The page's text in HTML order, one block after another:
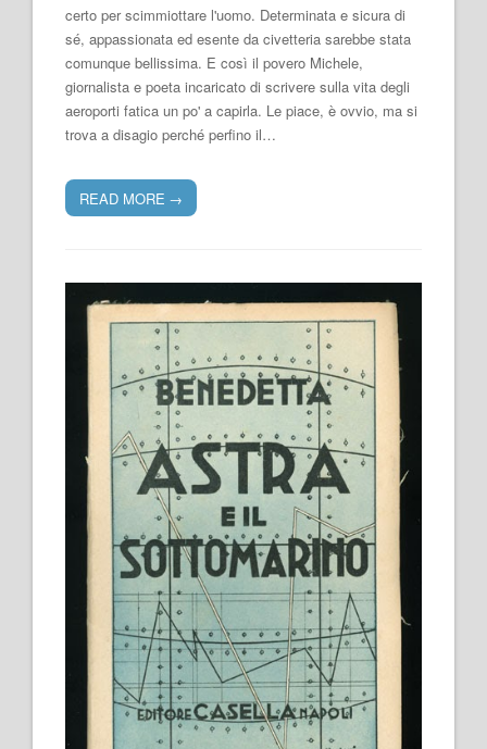
certo per scimmiottare l'uomo. Determinata e sicura di
sé, appassionata ed esente da civetteria sarebbe stata
comunque bellissima. E così il povero Michele,
giornalista e poeta incaricato di scrivere sulla vita degli
aeroporti fatica un po' a capirla. Le piace, è ovvio, ma si
trova a disagio perché perfino il…
READ MORE →